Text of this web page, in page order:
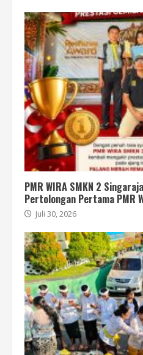
PMR WIRA SMKN 2
Pertolongan Pertama PMR
Juli 30, 2026